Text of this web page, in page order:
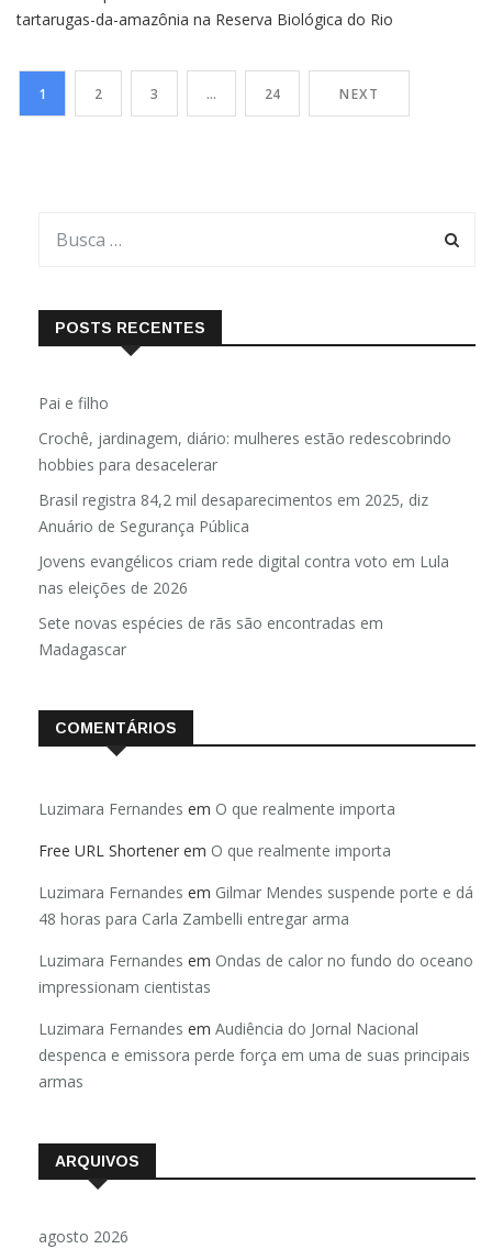
tartarugas-da-amazônia na Reserva Biológica do Rio
amazônia (Podocnemis expansa) foram soltos por agentes do
Instituto Chico Mendes de Conservação da Biodiversidade
1 2 3 … 24 NEXT
POSTS RECENTES
Pai e filho
Crochê, jardinagem, diário: mulheres estão redescobrindo
hobbies para desacelerar
Brasil registra 84,2 mil desaparecimentos em 2025, diz
Anuário de Segurança Pública
Jovens evangélicos criam rede digital contra voto em Lula
nas eleições de 2026
Sete novas espécies de rãs são encontradas em
Madagascar
COMENTÁRIOS
Luzimara Fernandes em O que realmente importa
Free URL Shortener em O que realmente importa
Luzimara Fernandes em Gilmar Mendes suspende porte e dá
48 horas para Carla Zambelli entregar arma
Luzimara Fernandes em Ondas de calor no fundo do oceano
impressionam cientistas
Luzimara Fernandes em Audiência do Jornal Nacional
despenca e emissora perde força em uma de suas principais
armas
ARQUIVOS
agosto 2026